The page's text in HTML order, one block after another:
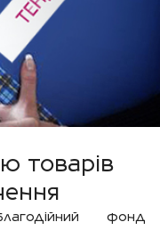
товарів
фонд